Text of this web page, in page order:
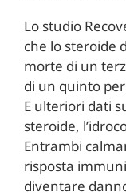
Lo studio
che lo steroide
morte di un
di un quinto
E ulteriori dati
steroide,
Entrambi
risposta
diventare